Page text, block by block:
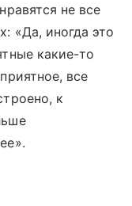
не все
«Да, иногда это
какие-то
все
к